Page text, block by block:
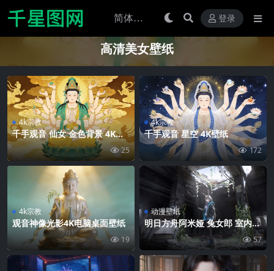
登录
高清美女壁纸
4k宗教
千手观音 仙女 金色背景 4K壁
纸
25
4k宗教
千手观音 星空 4K壁纸
172
4k宗教
观音神像光影4K电脑桌面壁纸
19
动漫壁纸
明日方舟阿米娅 兔女郎 室内建
筑 4K壁纸
57